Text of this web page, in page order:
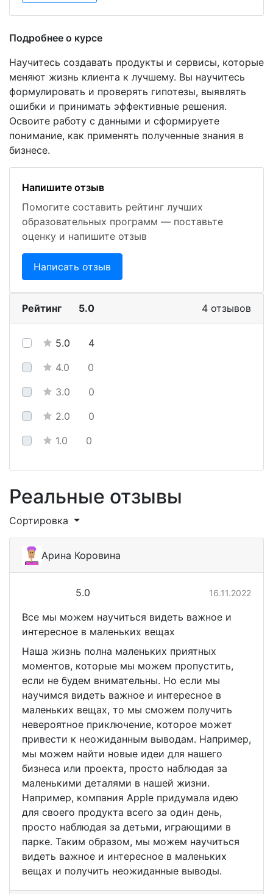
Подробнее о курсе
Научитесь создавать продукты и сервисы, которые
меняют жизнь клиента к лучшему. Вы научитесь
формулировать и проверять гипотезы, выявлять
ошибки и принимать эффективные решения.
Освоите работу с данными и сформируете
понимание, как применять полученные знания в
бизнесе.
Напишите отзыв
Помогите составить рейтинг лучших
образовательных программ — поставьте
оценку и напишите отзыв
Написать отзыв
Рейтинг 5.0 4 отзывов
5.0
4
4.0
0
3.0
0
2.0
0
1.0
0
Реальные отзывы
Сортировка
Арина Коровина
5.0 16.11.2022
Все мы можем научиться видеть важное и
интересное в маленьких вещах
Наша жизнь полна маленьких приятных
моментов, которые мы можем пропустить,
если не будем внимательны. Но если мы
научимся видеть важное и интересное в
маленьких вещах, то мы сможем получить
невероятное приключение, которое может
привести к неожиданным выводам. Например,
мы можем найти новые идеи для нашего
бизнеса или проекта, просто наблюдая за
маленькими деталями в нашей жизни.
Например, компания Apple придумала идею
для своего продукта всего за один день,
просто наблюдая за детьми, играющими в
парке. Таким образом, мы можем научиться
видеть важное и интересное в маленьких
вещах и получить неожиданные выводы.